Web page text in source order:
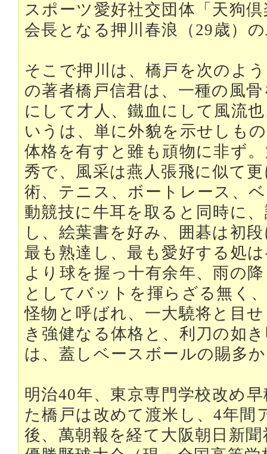
スポーツ愛好社交団体「天狗
会長となる押川春浪（29歳）
そこで押川は、橋戸を次のよ
の著者橋戸信君は、一種の風
にして才人、鐵血にして風流
いうは、単に外貌を示せしも
体格を有すと雖も頑物に非ず
秀で、風采は燕人張飛に似て
術、テニス、ボートレース、
動競技に牛耳を取ると同時に
し、絵葉書を好み、囲碁は初
最も熟達し、最も愛好する処
より球を握っ十有余年、雨の
としてバットを揮らざる無く
怪物と呼ばれ、一大驍将と目
き強健なる体格と、利刀の如
は、蓋しベースボールの賜多
明治40年、東京専門学校改め
た橋戸は改めて渡米し、4年間
後、萬朝報を経て大阪朝日新